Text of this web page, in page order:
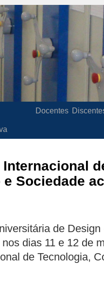
Docentes
Sociedade
de
dias 11 e 12 de
de Tecnologia,